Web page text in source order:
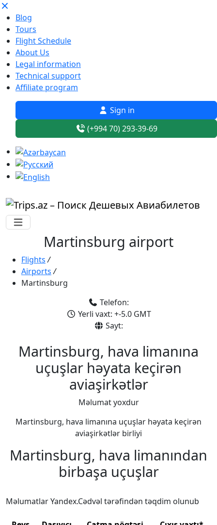
Blog
Tours
Flight Schedule
About Us
Legal information
Technical support
Affiliate program
Sign in
(+994 70) 293-39-69
Martinsburg airport
Flights /
Airports /
Martinsburg
Telefon:
Yerli vaxt: +-5.0 GMT
Sayt:
Martinsburg, hava limanına
uçuşlar həyata keçirən
aviaşirkətlər
Məlumat yoxdur
Martinsburg, hava limanına uçuşlar həyata keçirən
aviaşirkətlər birliyi
Martinsburg, hava limanından
birbaşa uçuşlar
Məlumatlar Yandex.Cədvəl tərəfindən təqdim olunub